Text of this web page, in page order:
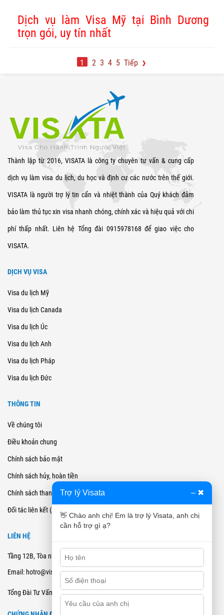
Dịch vụ làm Visa Mỹ tại Bình Dương
trọn gói, uy tín nhất
1 2 3 4 5 Tiếp
Thành lập từ 2016, VISATA là công ty chuyên tư vấn & cung cấp
dịch vụ làm visa du lịch, du học và định cư các nước trên thế giới.
VISATA là người trợ lý tin cẩn và nhiệt thành của Quý khách đảm
bảo làm thủ tục xin visa nhanh chóng, chính xác và hiệu quả với chi
phí thấp nhất. Liên hệ Tổng đài 0915978168 để giao việc cho
VISATA.
DỊCH VỤ VISA
Visa du lịch Mỹ
Visa du lịch Canada
Visa du lịch Úc
Visa du lịch Anh
Visa du lịch Pháp
Visa du lịch Đức
THÔNG TIN
Về chúng tôi
Điều khoản chung
Chính sách bảo mật
Chính sách hủy, hoàn tiền
Chính sách thanh toán
Đối tác liên kết (Affiliate)
LIÊN HỆ
Tầng 12B, Tòa nhà Cienco4 - 180 Nguyễn Thị Minh Khai, Quận 3, TPHCM
Email: hotro@visata.vn
Tổng Đài Tư Vấn: 0915978168
Trợ lý Visata – ✖
👋 Chào anh chị! Em là trợ lý Visata, anh chị
cần hỗ trợ gì ạ?